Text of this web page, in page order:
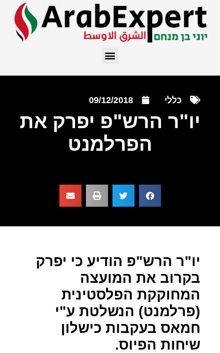
כללי 09/12/2018
יו"ר הרש"פ יפרק את
הפרלמנט
יו"ר הרש"פ הודיע כי יפרק
בקרוב את המועצה
המחוקקת הפלסטינית
(פרלמנט) הנשלטת ע"י
חמאס בעקבות כישלון
שיחות הפיוס.